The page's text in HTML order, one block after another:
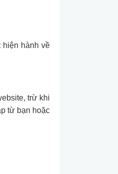
hiện hành về
trừ khi
từ bạn hoặc